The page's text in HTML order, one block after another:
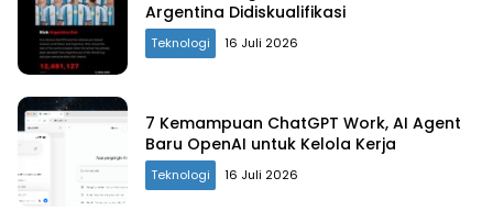
Argentina Didiskualifikasi
Teknologi 16 Juli 2026
7 Kemampuan ChatGPT Work, AI Agent
Baru OpenAI untuk Kelola Kerja
Teknologi 16 Juli 2026